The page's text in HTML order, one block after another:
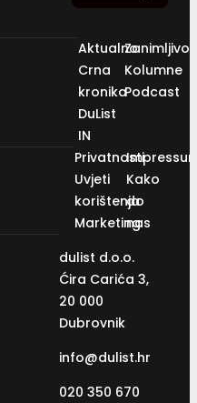
Aktualno
Crna
kronika
DuList
IN
Kolumne
Podcast
Privatnosti
Uvjeti
korištenja
Marketing
Kako
do
nas
dulist d.o.o.
Ćira Carića 3,
20 000
Dubrovnik
info@dulist.hr
020 350 670